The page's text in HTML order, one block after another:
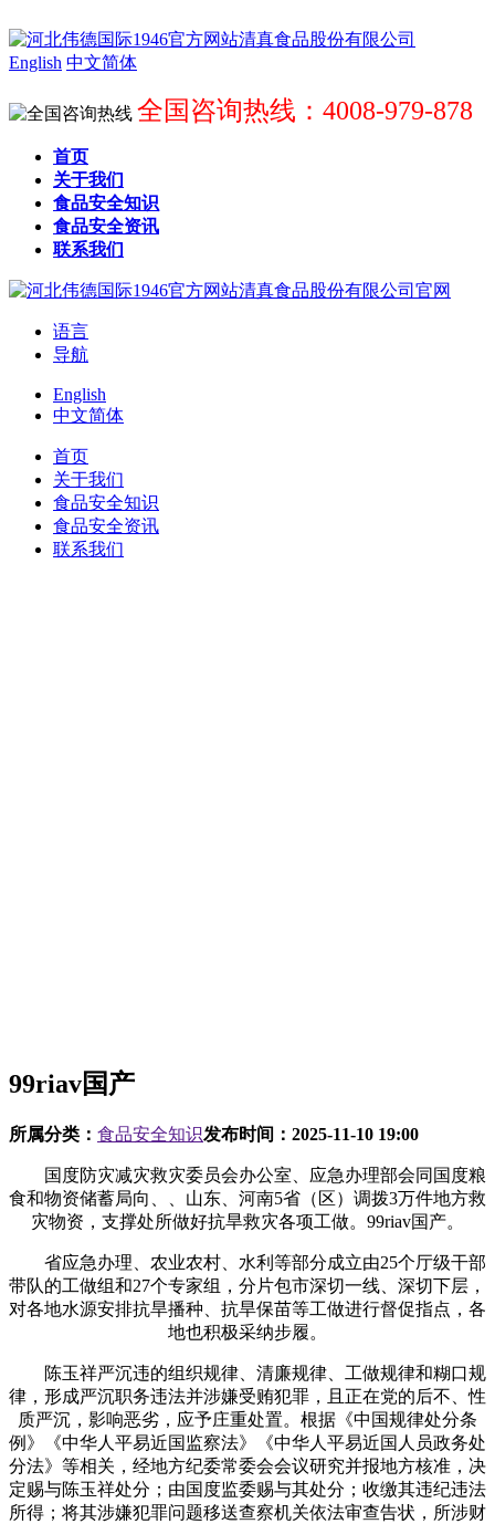
English 中文简体
全国咨询热线：4008-979-878
首页
关于我们
食品安全知识
食品安全资讯
联系我们
语言
导航
English
中文简体
首页
关于我们
食品安全知识
食品安全资讯
联系我们
99riav国产
所属分类： 食品安全知识发布时间： 2025-11-10 19:00
国度防灾减灾救灾委员会办公室、应急办理部会同国度粮
食和物资储蓄局向、、山东、河南5省（区）调拨3万件地方救
灾物资，支撑处所做好抗旱救灾各项工做。99riav国产。
省应急办理、农业农村、水利等部分成立由25个厅级干部
带队的工做组和27个专家组，分片包市深切一线、深切下层，
对各地水源安排抗旱播种、抗旱保苗等工做进行督促指点，各
地也积极采纳步履。
陈玉祥严沉违的组织规律、清廉规律、工做规律和糊口规
律，形成严沉职务违法并涉嫌受贿犯罪，且正在党的后不、性
质严沉，影响恶劣，应予庄重处置。根据《中国规律处分条
例》《中华人平易近国监察法》《中华人平易近国人员政务处
分法》等相关，经地方纪委常委会会议研究并报地方核准，决
定赐与陈玉祥处分；由国度监委赐与其处分；收缴其违纪违法
所得；将其涉嫌犯罪问题移送查察机关依法审查告状，所涉财